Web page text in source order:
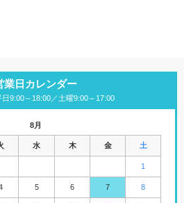
業日カレンダー
9:00～18:00／土曜9:00～17:00
8月
水 木 金 土
1
5 6 7 8